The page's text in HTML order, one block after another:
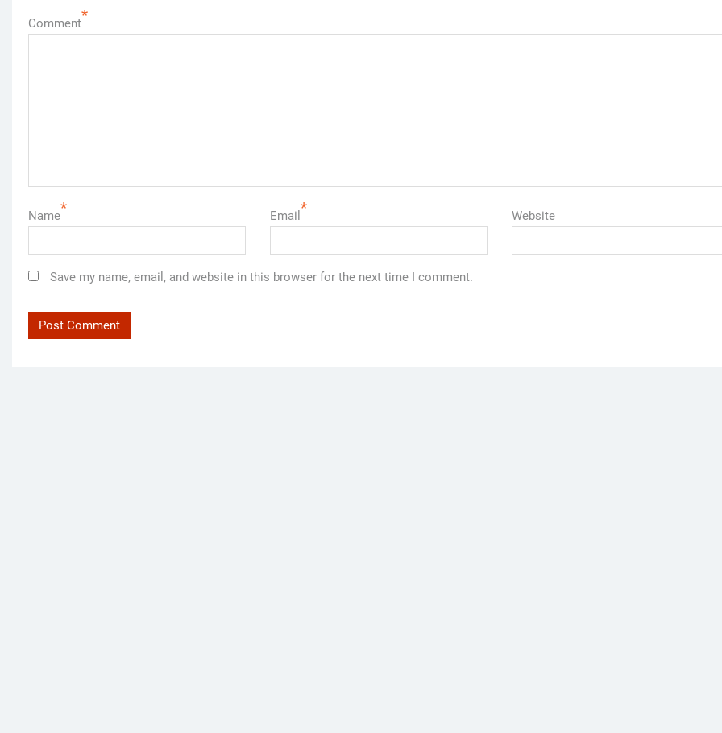
Comment*
Name* Email * Website
Save my name, email, and website in this browser for the next time I comment.